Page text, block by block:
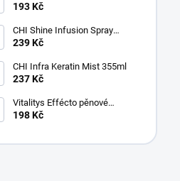
silný 500 ml
193 Kč
CHI Shine Infusion Spray
150g
239 Kč
CHI Infra Keratin Mist 355ml
237 Kč
Vitalitys Effécto pěnové
tužidlo silné 250 ml
198 Kč